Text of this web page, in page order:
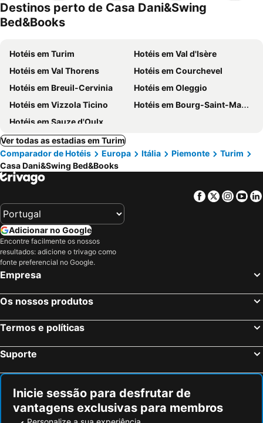
Destinos perto de Casa Dani&Swing
Bed&Books
Hotéis em Turim
Hotéis em Val d'Isère
Hotéis em Val Thorens
Hotéis em Courchevel
Hotéis em Breuil-Cervinia
Hotéis em Oleggio
Hotéis em Vizzola Ticino
Hotéis em Bourg-Saint-Maurice
Hotéis em Sauze d'Oulx
Ver todas as estadias em Turim
Comparador de Hotéis
Europa Itália Piemonte
Turim
Casa Dani&Swing Bed&Books
Facebook
Twitter
Adicionar no Google
Encontre facilmente os nossos
resultados: adicione o trivago como
fonte preferencial no Google.
Empresa
Os nossos produtos
Termos e políticas
Suporte
Inicie sessão para desfrutar de
vantagens exclusivas para membros